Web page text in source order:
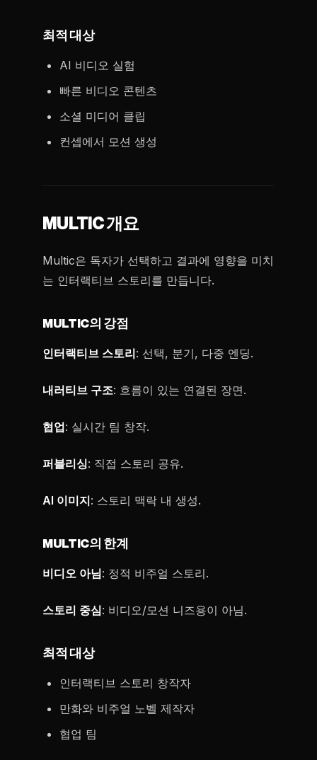
최적 대상
AI 비디오 실험
빠른 비디오 콘텐츠
소셜 미디어 클립
컨셉에서 모션 생성
MULTIC 개요
Multic은 독자가 선택하고 결과에 영향을 미치
는 인터랙티브 스토리를 만듭니다.
MULTIC의 강점
인터랙티브 스토리: 선택, 분기, 다중 엔딩.
내러티브 구조: 흐름이 있는 연결된 장면.
협업: 실시간 팀 창작.
퍼블리싱: 직접 스토리 공유.
AI 이미지: 스토리 맥락 내 생성.
MULTIC의 한계
비디오 아님: 정적 비주얼 스토리.
스토리 중심: 비디오/모션 니즈용이 아님.
최적 대상
인터랙티브 스토리 창작자
만화와 비주얼 노벨 제작자
협업 팀